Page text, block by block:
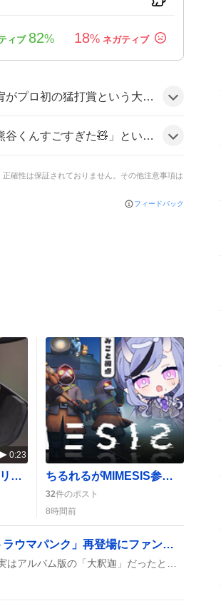
82% 18%
だったことが相まってファンの期待感が高まったためとみられる。
賞か！おめでとう👏👏」と称賛が溢れ、全体的にテンションが上がっている様子だ。
確性は保証されておりません。その他注意事項は
フィードバック
0:23
石川昂弥、2点タイムリーでヒット連発 中日ドラゴンズ3連勝に歓喜の声 ちるれるがMIMESIS参加で『絶対♡しーくれっと!!』MV公開、ファン歓喜の声が続出
32件のポスト
8時間前
「大釈迦」復活に歓喜 ポップンで「トラウマパンク」再登場にファン熱狂
ポップンに収録されていた「釈迦」楽曲が、実はアルバム版の「大釈迦」だったと判明し、曲名が「大釈迦」に修正されて復活したと投稿が相次ぎ、ファンは「やった！」と歓喜の声を上げている。